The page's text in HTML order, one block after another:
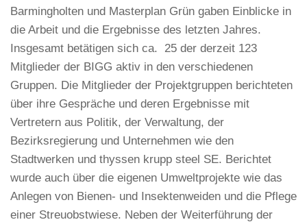
Barmingholten und Masterplan Grün gaben Einblicke in
die Arbeit und die Ergebnisse des letzten Jahres.
Insgesamt betätigen sich ca. 25 der derzeit 123
Mitglieder der BIGG aktiv in den verschiedenen
Gruppen. Die Mitglieder der Projektgruppen berichteten
über ihre Gespräche und deren Ergebnisse mit
Vertretern aus Politik, der Verwaltung, der
Bezirksregierung und Unternehmen wie den
Stadtwerken und thyssen krupp steel SE. Berichtet
wurde auch über die eigenen Umweltprojekte wie das
Anlegen von Bienen- und Insektenweiden und die Pflege
einer Streuobstwiese. Neben der Weiterführung der